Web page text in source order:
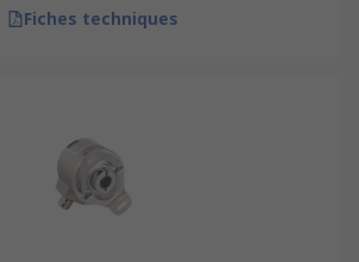
Fiches techniques